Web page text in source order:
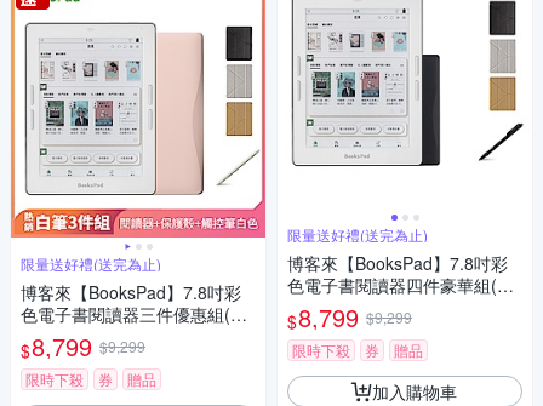
限量送好禮(送完為止)
博客來【BooksPad】7.8吋彩
色電子書閱讀器三件優惠組(粉
色主機+白筆+殼)
$8,799 $9,299
限時下殺
券 贈品
限量送好禮(送完為止)
博客來【BooksPad】7.8吋彩
色電子書閱讀器四件豪華組(黑
色主機+黑筆+筆芯+殼)
$8,799 $9,299
限時下殺
券 贈品
加入購物車